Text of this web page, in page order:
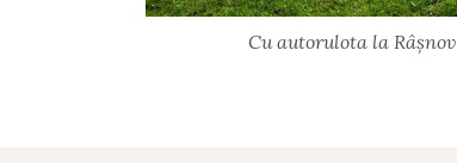
Cu autorulota la Râșnov